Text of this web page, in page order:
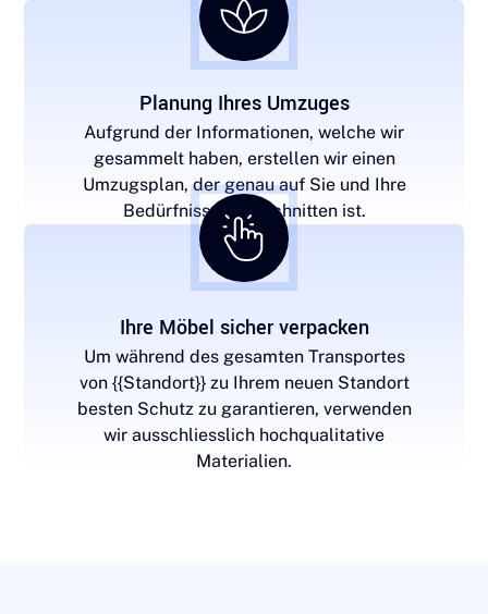
Planung Ihres Umzuges
Aufgrund der Informationen, welche wir
gesammelt haben, erstellen wir einen
Umzugsplan, der genau auf Sie und Ihre
Bedürfnisse zugeschnitten ist.
Ihre Möbel sicher verpacken
Um während des gesamten Transportes
von {{Standort}} zu Ihrem neuen Standort
besten Schutz zu garantieren, verwenden
wir ausschliesslich hochqualitative
Materialien.